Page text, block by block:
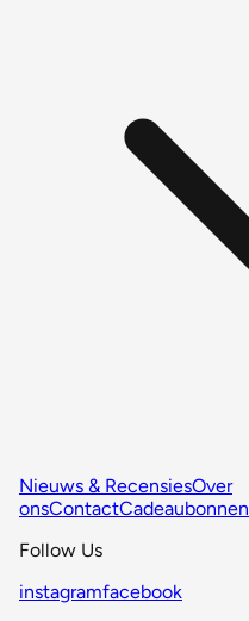
Nieuws & RecensiesOver
onsContactCadeaubonnen
Follow Us
instagramfacebook